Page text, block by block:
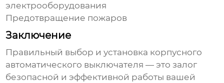
электрооборудования
Предотвращение пожаров
Заключение
Правильный выбор и установка корпусного
автоматического выключателя — это залог
безопасной и эффективной работы вашей